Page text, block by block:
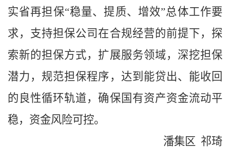
实省再担保“稳量、提质、增效”总体工作要
求，支持担保公司在合规经营的前提下，探
索新的担保方式，扩展服务领域，深挖担保
潜力，规范担保程序，达到能贷出、能收回
的良性循环轨道，确保国有资产资金流动平
稳，资金风险可控。
潘集区 祁琦